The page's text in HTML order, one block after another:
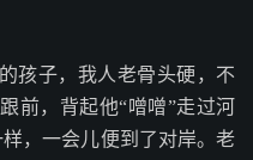
孩子，我人老骨头硬，不
前，背起他“噌噌”走过河
，一会儿便到了对岸。老